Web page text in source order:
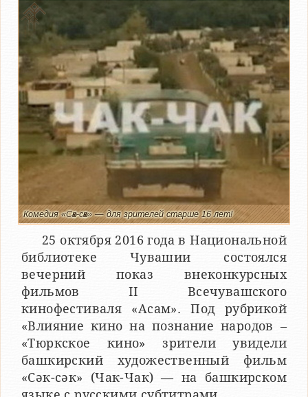
Комедия «Сәк-сәк» — для зрителей старше 16 лет!
25 октября 2016 года в Национальной
библиотеке Чувашии состоялся
вечерний показ внеконкурсных
фильмов II Всечувашского
кинофестиваля «Асам». Под рубрикой
«Влияние кино на познание народов –
«Тюркское кино» зрители увидели
башкирский художественный фильм
«Сәк-сәк» (Чак-Чак) — на башкирском